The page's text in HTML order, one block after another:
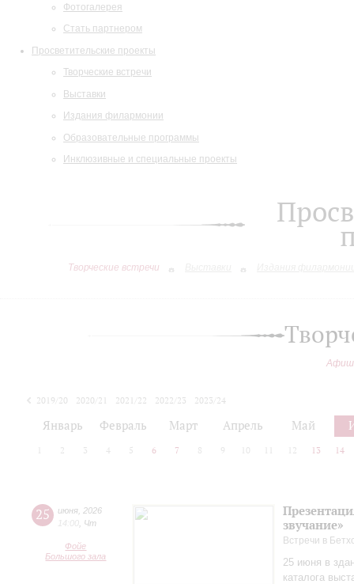
Фотогалерея
Стать партнером
Просветительские проекты
Творческие встречи
Выставки
Издания филармонии
Образовательные программы
Инклюзивные и специальные проекты
Творческие встречи
2019/20 2020/21 2021/22 2022/23
2023/24
Январь Февраль Март Апрель Май
2 3 4 5 6 7 8 9 10 12 13 14
25 июня 2026
14:00 Чт
Фойе
Большого зала
звучание»
Встречи в
25 июня в
каталога